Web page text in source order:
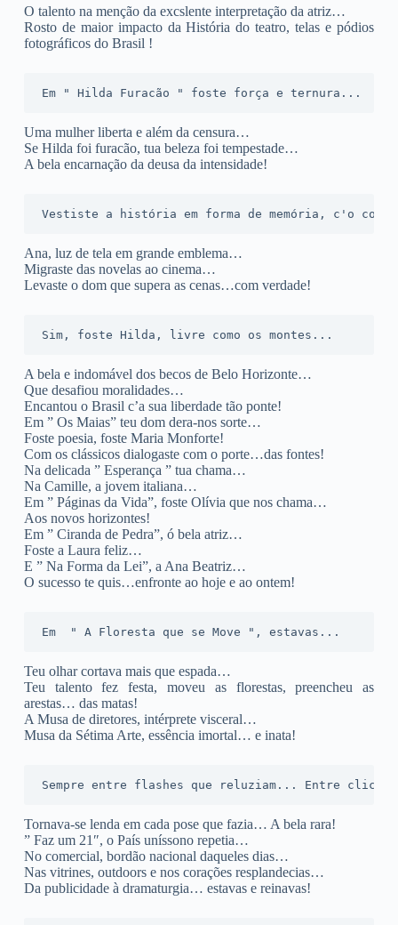
O talento na menção da excslente interpretação da atriz…
Rosto de maior impacto da História do teatro, telas e pódios
fotográficos do Brasil !
Em " Hilda Furacão " foste força e ternura...
Uma mulher liberta e além da censura…
Se Hilda foi furacão, tua beleza foi tempestade…
A bela encarnação da deusa da intensidade!
Vestiste a história em forma de memória, c'o
Ana, luz de tela em grande emblema…
Migraste das novelas ao cinema…
Levaste o dom que supera as cenas…com verdade!
Sim, foste Hilda, livre como os montes...
A bela e indomável dos becos de Belo Horizonte…
Que desafiou moralidades…
Encantou o Brasil c’a sua liberdade tão ponte!
Em ” Os Maias” teu dom dera-nos sorte…
Foste poesia, foste Maria Monforte!
Com os clássicos dialogaste com o porte…das fontes!
Na delicada ” Esperança ” tua chama…
Na Camille, a jovem italiana…
Em ” Páginas da Vida”, foste Olívia que nos chama…
Aos novos horizontes!
Em ” Ciranda de Pedra”, ó bela atriz…
Foste a Laura feliz…
E ” Na Forma da Lei”, a Ana Beatriz…
O sucesso te quis…enfronte ao hoje e ao ontem!
Em  " A Floresta que se Move ", estavas...
Teu olhar cortava mais que espada…
Teu talento fez festa, moveu as florestas, preencheu as
arestas… das matas!
A Musa de diretores, intérprete visceral…
Musa da Sétima Arte, essência imortal… e inata!
Sempre entre flashes que reluziam... Entre clicks
Tornava-se lenda em cada pose que fazia… A bela rara!
” Faz um 21″, o País uníssono repetia…
No comercial, bordão nacional daqueles dias…
Nas vitrines, outdoors e nos corações resplandecias…
Da publicidade à dramaturgia… estavas e reinavas!